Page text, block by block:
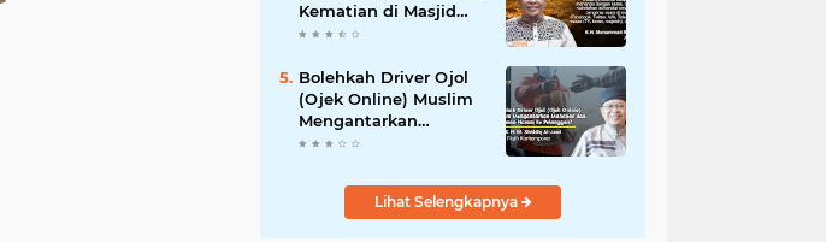
Kematian di Masjid
dan Medsos
Bolehkah Driver Ojol
(Ojek Online) Muslim
Mengantarkan
Makanan dan
Pelanggan?
Lihat Selengkapnya